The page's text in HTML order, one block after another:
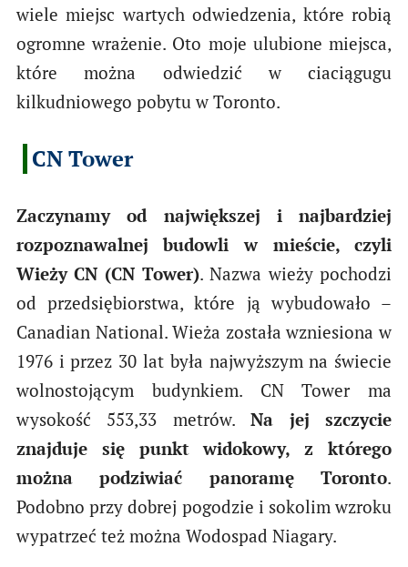
wiele miejsc wartych odwiedzenia, które robią
ogromne wrażenie. Oto moje ulubione miejsca,
które można odwiedzić w ciaciągugu
kilkudniowego pobytu w Toronto.
CN Tower
Zaczynamy od największej i najbardziej
rozpoznawalnej budowli w mieście, czyli
Wieży CN (CN Tower). Nazwa wieży pochodzi
od przedsiębiorstwa, które ją wybudowało –
Canadian National. Wieża została wzniesiona w
1976 i przez 30 lat była najwyższym na świecie
wolnostojącym budynkiem. CN Tower ma
wysokość 553,33 metrów.Na jej szczycie
znajduje się punkt widokowy, z którego
można podziwiać panoramę Toronto.
Podobno przy dobrej pogodzie i sokolim wzroku
wypatrzeć też można Wodospad Niagary.